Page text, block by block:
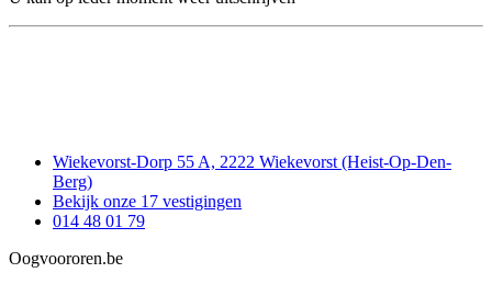
Wiekevorst-Dorp 55 A, 2222 Wiekevorst (Heist-Op-Den-
Berg)
Bekijk onze 17 vestigingen
014 48 01 79
Oogvoororen.be